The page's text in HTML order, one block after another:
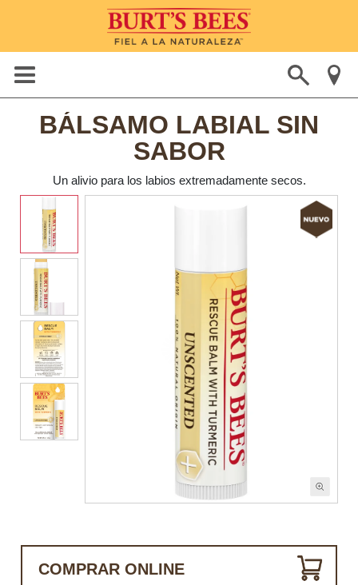
BÁLSAMO LABIAL SIN
SABOR
Un alivio para los labios extremadamente secos.
COMPRAR ONLINE